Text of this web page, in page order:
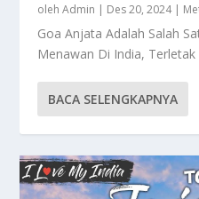
olehAdmin | Des 20, 2024|
Goa Anjata Adalah Salah
Menawan Di India,
BACA SELENGKAPNYA